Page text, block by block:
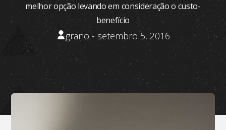
melhor opção levando em consideração o custo-
benefício
grano - setembro 5, 2016